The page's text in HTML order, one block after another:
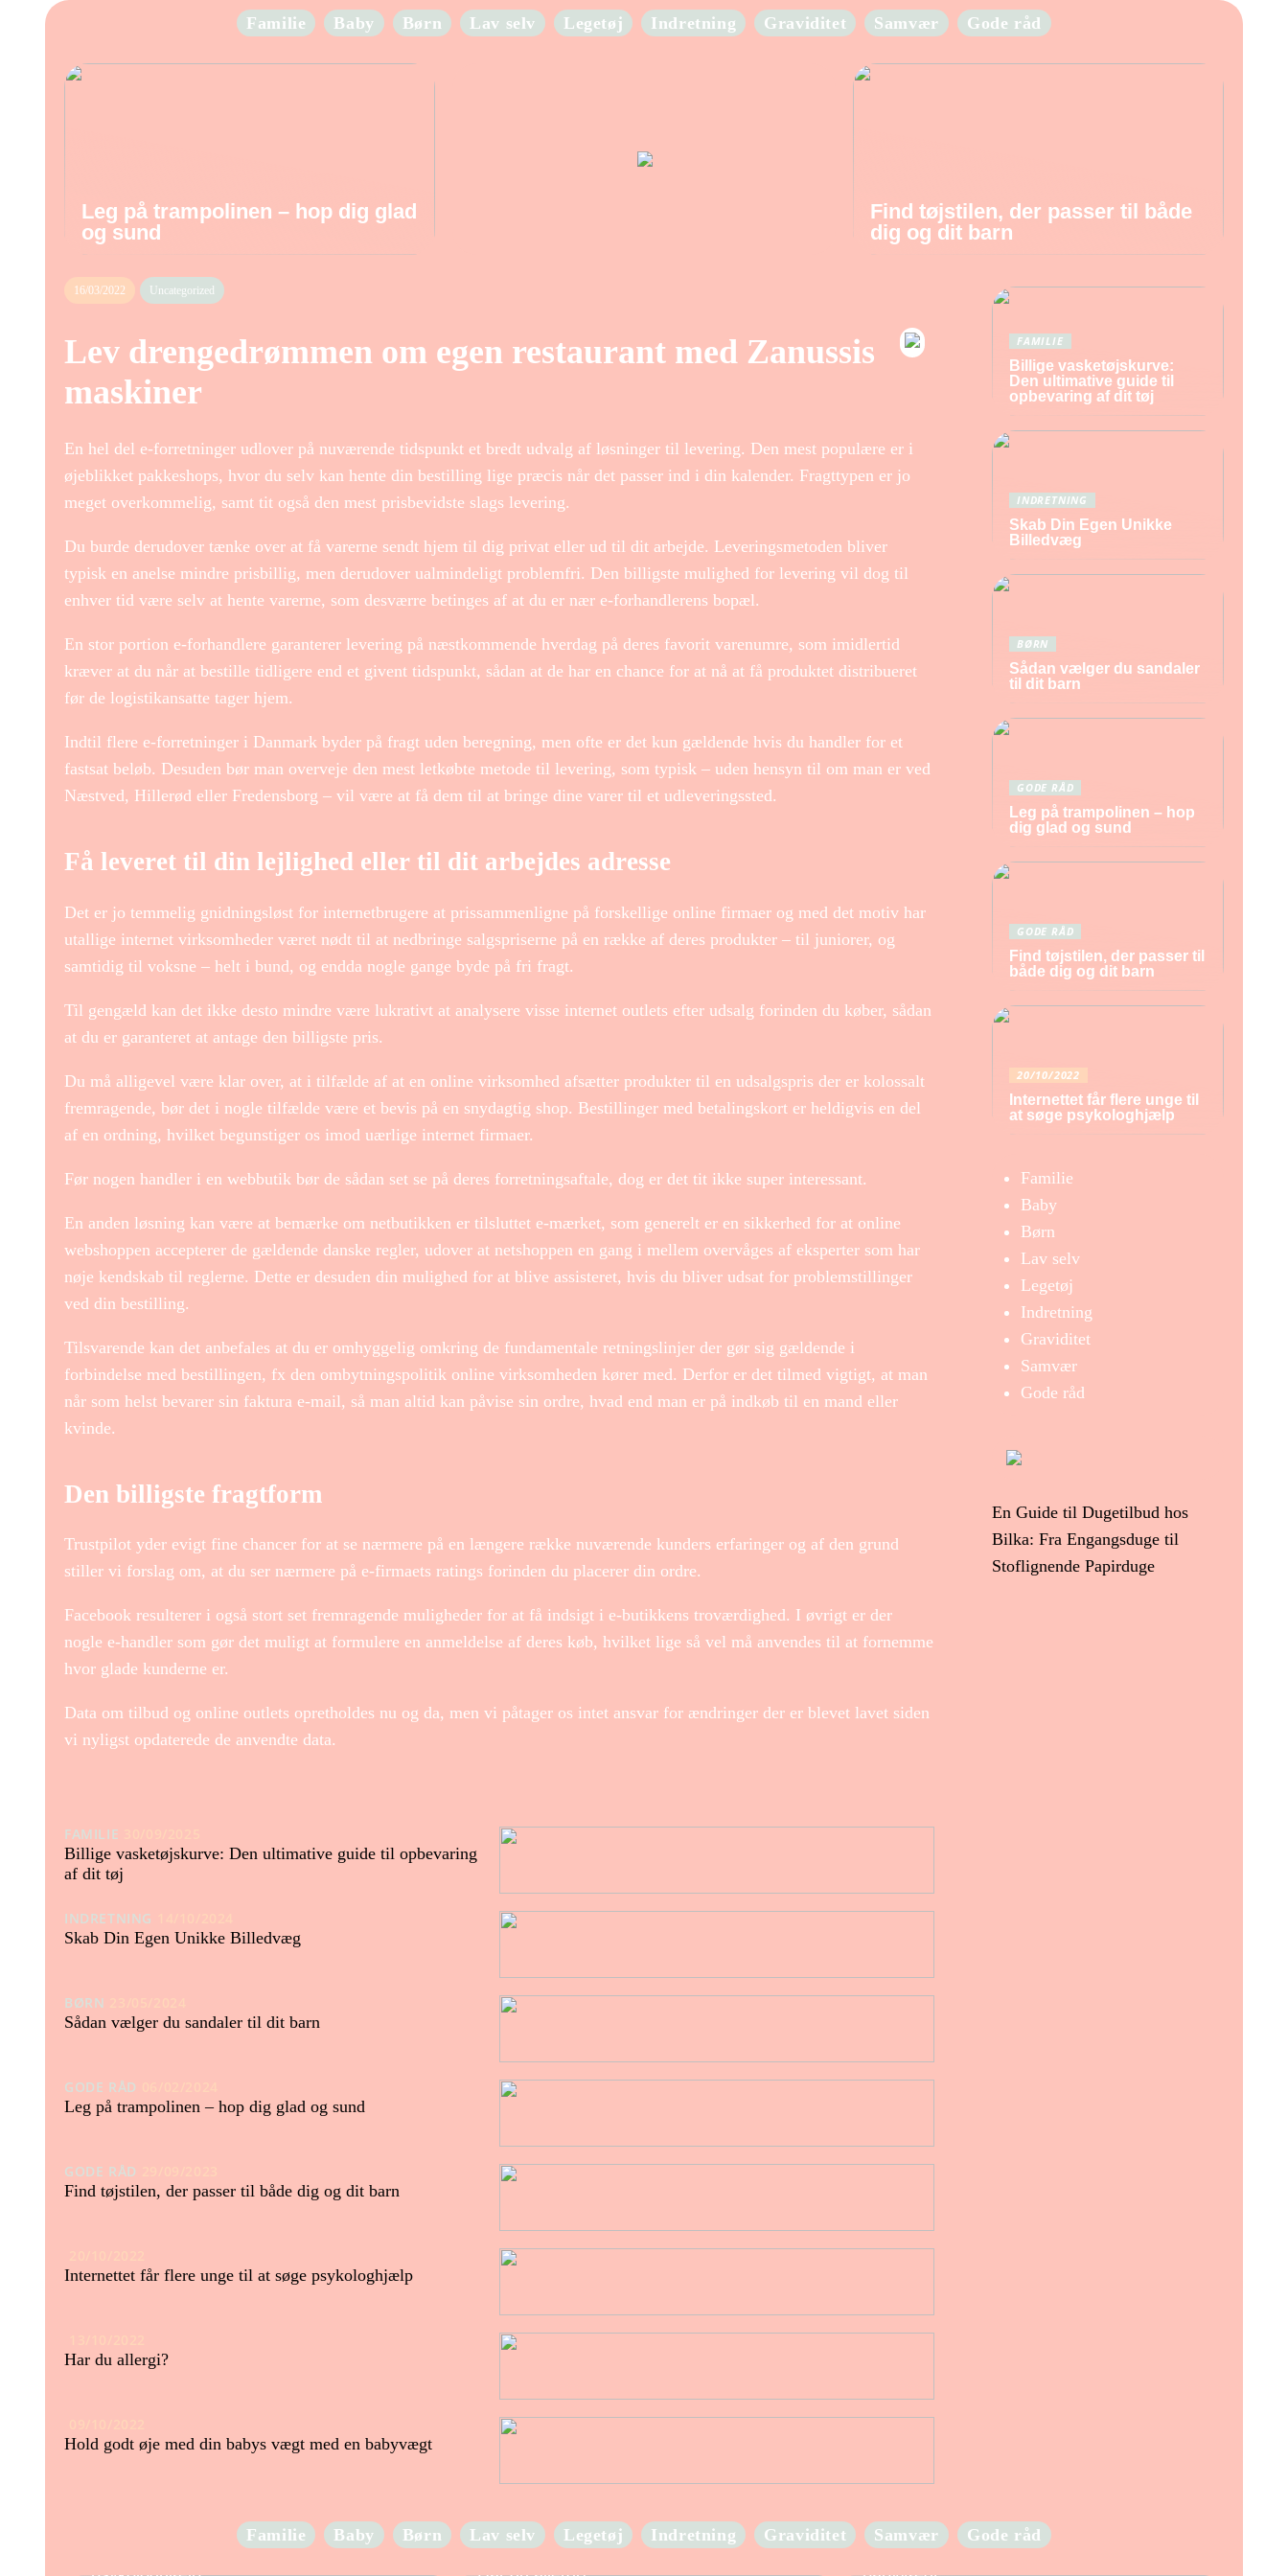
Familie Baby Børn Lav selv Legetøj Indretning Graviditet Samvær Gode råd
Leg på trampolinen – hop dig glad
og sund
Find tøjstilen, der passer til både
dig og dit barn
16/03/2022 Uncategorized
Lev drengedrømmen om egen restaurant med Zanussis
maskiner
En hel del e-forretninger udlover på nuværende tidspunkt et bredt udvalg af løsninger til levering. Den mest populære er i
øjeblikket pakkeshops, hvor du selv kan hente din bestilling lige præcis når det passer ind i din kalender. Fragttypen er jo
meget overkommelig, samt tit også den mest prisbevidste slags levering.
Du burde derudover tænke over at få varerne sendt hjem til dig privat eller ud til dit arbejde. Leveringsmetoden bliver
typisk en anelse mindre prisbillig, men derudover ualmindeligt problemfri. Den billigste mulighed for levering vil dog til
enhver tid være selv at hente varerne, som desværre betinges af at du er nær e-forhandlerens bopæl.
En stor portion e-forhandlere garanterer levering på næstkommende hverdag på deres favorit varenumre, som imidlertid
kræver at du når at bestille tidligere end et givent tidspunkt, sådan at de har en chance for at nå at få produktet distribueret
før de logistikansatte tager hjem.
Indtil flere e-forretninger i Danmark byder på fragt uden beregning, men ofte er det kun gældende hvis du handler for et
fastsat beløb. Desuden bør man overveje den mest letkøbte metode til levering, som typisk – uden hensyn til om man er ved
Næstved, Hillerød eller Fredensborg – vil være at få dem til at bringe dine varer til et udleveringssted.
Få leveret til din lejlighed eller til dit arbejdes adresse
Det er jo temmelig gnidningsløst for internetbrugere at prissammenligne på forskellige online firmaer og med det motiv har
utallige internet virksomheder været nødt til at nedbringe salgspriserne på en række af deres produkter – til juniorer, og
samtidig til voksne – helt i bund, og endda nogle gange byde på fri fragt.
Til gengæld kan det ikke desto mindre være lukrativt at analysere visse internet outlets efter udsalg forinden du køber, sådan
at du er garanteret at antage den billigste pris.
Du må alligevel være klar over, at i tilfælde af at en online virksomhed afsætter produkter til en udsalgspris der er kolossalt
fremragende, bør det i nogle tilfælde være et bevis på en snydagtig shop. Bestillinger med betalingskort er heldigvis en del
af en ordning, hvilket begunstiger os imod uærlige internet firmaer.
Før nogen handler i en webbutik bør de sådan set se på deres forretningsaftale, dog er det tit ikke super interessant.
En anden løsning kan være at bemærke om netbutikken er tilsluttet e-mærket, som generelt er en sikkerhed for at online
webshoppen accepterer de gældende danske regler, udover at netshoppen en gang i mellem overvåges af eksperter som har
nøje kendskab til reglerne. Dette er desuden din mulighed for at blive assisteret, hvis du bliver udsat for problemstillinger
ved din bestilling.
Tilsvarende kan det anbefales at du er omhyggelig omkring de fundamentale retningslinjer der gør sig gældende i
forbindelse med bestillingen, fx den ombytningspolitik online virksomheden kører med. Derfor er det tilmed vigtigt, at man
når som helst bevarer sin faktura e-mail, så man altid kan påvise sin ordre, hvad end man er på indkøb til en mand eller
kvinde.
Den billigste fragtform
Trustpilot yder evigt fine chancer for at se nærmere på en længere række nuværende kunders erfaringer og af den grund
stiller vi forslag om, at du ser nærmere på e-firmaets ratings forinden du placerer din ordre.
Facebook resulterer i også stort set fremragende muligheder for at få indsigt i e-butikkens troværdighed. I øvrigt er der
nogle e-handler som gør det muligt at formulere en anmeldelse af deres køb, hvilket lige så vel må anvendes til at fornemme
hvor glade kunderne er.
Data om tilbud og online outlets opretholdes nu og da, men vi påtager os intet ansvar for ændringer der er blevet lavet siden
vi nyligst opdaterede de anvendte data.
FAMILIE
Billige vasketøjskurve: Den ultimative guide til opbevaring
af dit tøj
INDRETNING
Skab Din Egen Unikke Billedvæg
BØRN
Sådan vælger du sandaler til dit barn
GODE RÅD
Leg på trampolinen – hop dig glad og sund
GODE RÅD
Find tøjstilen, der passer til både dig og dit barn
Internettet får flere unge til at søge psykologhjælp
Har du allergi?
Hold godt øje med din babys vægt med en babyvægt
FAMILIE
Billige vasketøjskurve:
Den ultimative guide til
opbevaring af dit tøj
INDRETNING
Skab Din Egen Unikke
Billedvæg
BØRN
Sådan vælger du sandaler
til dit barn
GODE RÅD
Leg på trampolinen – hop
dig glad og sund
GODE RÅD
Find tøjstilen, der passer til
både dig og dit barn
20/10/2022
Internettet får flere unge til
at søge psykologhjælp
Familie
Baby
Børn
Lav selv
Legetøj
Indretning
Graviditet
Samvær
Gode råd
En Guide til Dugetilbud hos
Bilka: Fra Engangsduge til
Stoflignende Papirduge
Familie Baby Børn Lav selv Legetøj Indretning Graviditet Samvær
Gode råd